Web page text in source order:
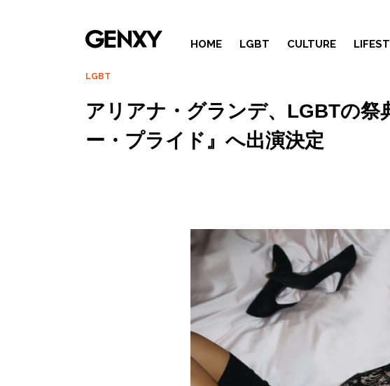
HOME LGBT CULTURE
LGBT
アリアナ・グランデ、LGBTの祭
ー・プライド』へ出演決定